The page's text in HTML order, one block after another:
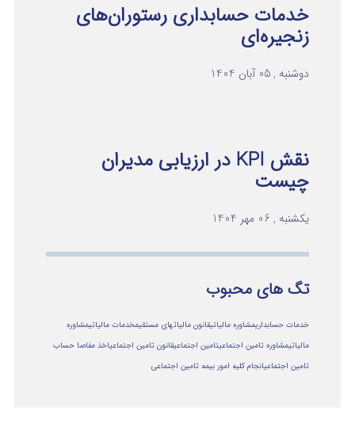
خدمات حسابداری رستوران‌های
زنجیره‌ای
دوشنبه , 05 آبان 1404
نقش KPI در ارزیابی مدیران
چیست
یکشنبه , 06 مهر 1404
تگ های محبوب
خدمات حسابداریمشاوره مالیاتیقانون مالیاتهای مستقیمخدمات مالیاتیمشاوره
مالياتيمشاوره تامین اجتماعیتامین اجتماعیقانون تامین اجتماعیاخذ مفاصا حساب
تامین اجتماعیانجام کلیه امور بیمه تامین اجتماعی